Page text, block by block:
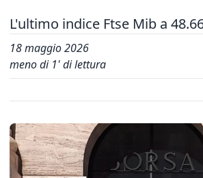
L'ultimo indice Ftse Mib a
18 maggio 2026
meno di 1' di lettura